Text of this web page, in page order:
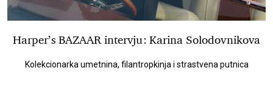
Harper’s BAZAAR intervju: Karina Solodovnikova
Kolekcionarka umetnina, filantropkinja i strastvena putnica